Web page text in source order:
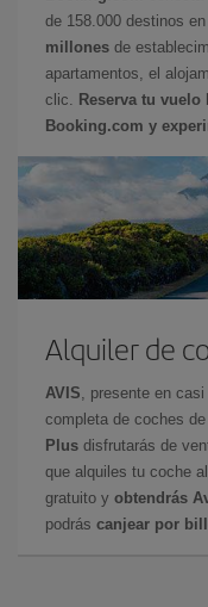
de 158.000 destinos
millones de
apartamentos, el
clic.
Reserva tu
Booking.com y
Alquiler de
AVIS , presente en
completa de coches
Plus disfrutarás de
que alquiles tu coche
gratuito y obtendrás
podrás canjear por